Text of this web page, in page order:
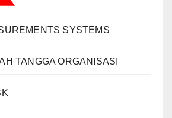
SYSTEMS
TANGGA ORGANISASI